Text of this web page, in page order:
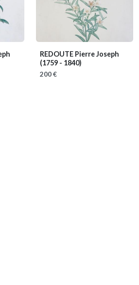
REDOUTE Pierre Joseph
(1759 - 1840)
200 €